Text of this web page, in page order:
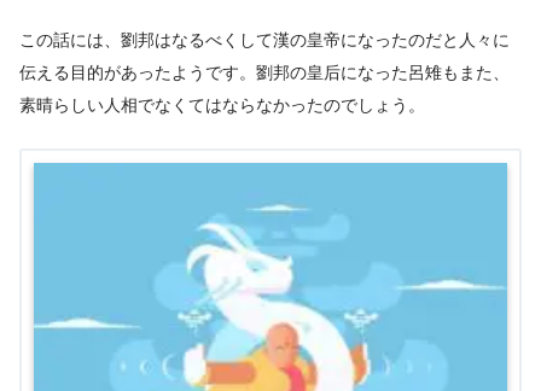
この話には、劉邦はなるべくして漢の皇帝になったのだと人々に
伝える目的があったようです。劉邦の皇后になった呂雉もまた、
素晴らしい人相でなくてはならなかったのでしょう。